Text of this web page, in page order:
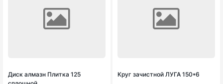
Диск алмазн Плитка 125
Круг зачистной ЛУГА 150*6